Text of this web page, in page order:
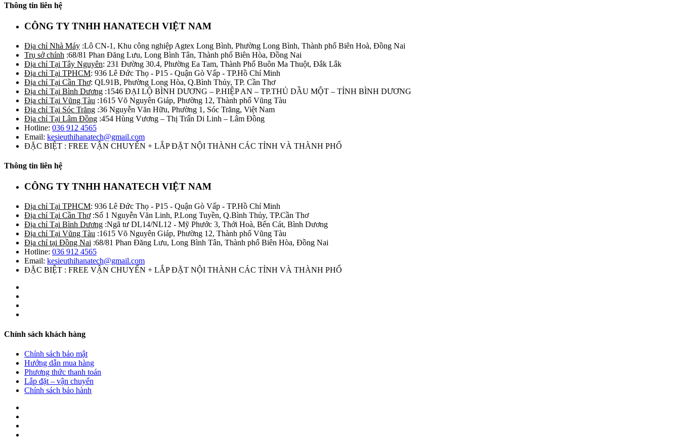
Thông tin liên hệ
CÔNG TY TNHH HANATECH VIỆT NAM
Địa chỉ Nhà Máy :Lô CN-1, Khu công nghiệp Agtex Long Bình, Phường Long Bình, Thành phố Biên Hoà, Đồng Nai
Trụ sở chính :68/81 Phan Đăng Lưu, Long Bình Tân, Thành phố Biên Hòa, Đồng Nai
Địa chỉ Tại Tây Nguyên: 231 Đường 30.4, Phường Ea Tam, Thành Phố Buôn Ma Thuột, Đắk Lắk
Địa chỉ Tại TPHCM: 936 Lê Đức Thọ - P15 - Quận Gò Vấp - TP.Hồ Chí Minh
Địa chỉ Tại Cần Thơ: QL91B, Phường Long Hòa, Q.Bình Thủy, TP. Cần Thơ
Địa chỉ Tại Bình Dương :1546 ĐẠI LỘ BÌNH DƯƠNG – P.HIỆP AN – TP.THỦ DẦU MỘT – TỈNH BÌNH DƯƠNG
Địa chỉ Tại Vũng Tàu :1615 Võ Nguyên Giáp, Phường 12, Thành phố Vũng Tàu
Địa chỉ Tại Sóc Trăng :36 Nguyễn Văn Hữu, Phường 1, Sóc Trăng, Việt Nam
Địa chỉ Tại Lâm Đồng :454 Hùng Vương – Thị Trấn Di Linh – Lâm Đồng
Hotline: 036 912 4565
Email: kesieuthihanatech@gmail.com
ĐẶC BIỆT : FREE VẬN CHUYỂN + LẮP ĐẶT NỘI THÀNH CÁC TỈNH VÀ THÀNH PHỐ
Thông tin liên hệ
CÔNG TY TNHH HANATECH VIỆT NAM
Địa chỉ Tại TPHCM: 936 Lê Đức Thọ - P15 - Quận Gò Vấp - TP.Hồ Chí Minh
Địa chỉ Tại Cần Thơ:Số 1 Nguyễn Văn Linh, P.Long Tuyền, Q.Bình Thủy, TP.Cần Thơ
Địa chỉ Tại Bình Dương :Ngã tư DL14/NL12 - Mỹ Phước 3, Thới Hoà, Bến Cát, Bình Dương
Địa chỉ Tại Vũng Tàu :1615 Võ Nguyên Giáp, Phường 12, Thành phố Vũng Tàu
Địa chỉ tại Đồng Nai :68/81 Phan Đăng Lưu, Long Bình Tân, Thành phố Biên Hòa, Đồng Nai
Hotline: 036 912 4565
Email: kesieuthihanatech@gmail.com
ĐẶC BIỆT : FREE VẬN CHUYỂN + LẮP ĐẶT NỘI THÀNH CÁC TỈNH VÀ THÀNH PHỐ
Chính sách khách hàng
Chính sách bảo mật
Hướng dẫn mua hàng
Phương thức thanh toán
Lắp đặt – vận chuyển
Chính sách bảo hành